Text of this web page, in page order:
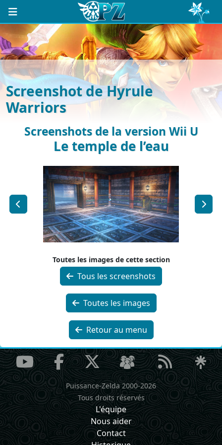
Screenshot de Hyrule
Warriors
Screenshots de la version Wii U
Le temple de l’eau
Toutes les images de cette section
Tous les screenshots
Toutes les images
Retour au menu
Puissance-Zelda 2000-2026
Tous droits réservés
L'équipe
Nous aider
Contact